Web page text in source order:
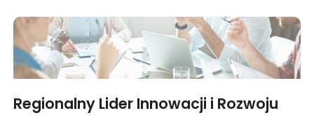
Regionalny Lider Innowacji i Rozwoju